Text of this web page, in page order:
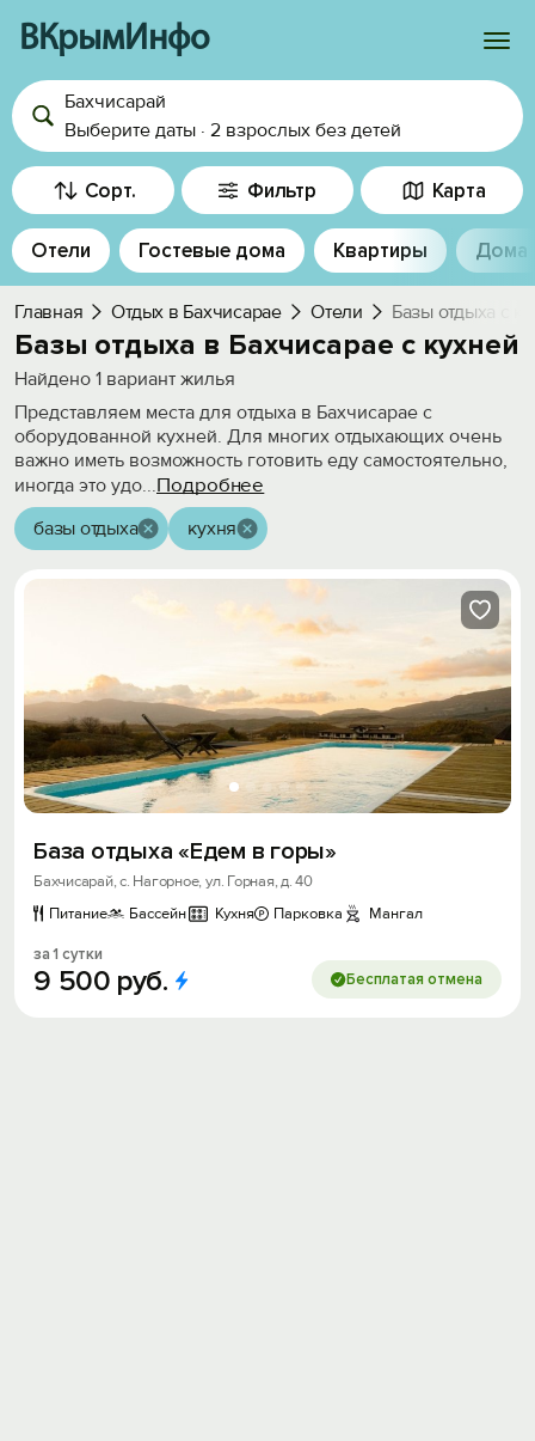
ВКрымИнфо
Войти
Избранное
История просмотра
Добавить свой объект
Бахчисарай
Выберите даты · 2 взрослых без детей
Сорт. Фильтр Карта
Отели Гостевые дома Квартиры Дома
Главная Отдых в Бахчисарае Отели Базы отдыха с
Базы отдыха в Бахчисарае с кухней
Найдено 1 вариант жилья
Представляем места для отдыха в Бахчисарае с
оборудованной кухней. Для многих отдыхающих очень
важно иметь возможность готовить еду самостоятельно,
иногда это удо...Подробнее
базы отдыха кухня
База отдыха «Едем в горы»
Бахчисарай, с. Нагорное, ул. Горная, д. 40
Питание
Бассейн Кухня Парковка Мангал
за 1 сутки
9 500 руб. Бесплатая отмена